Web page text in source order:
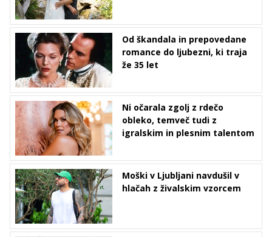
Od škandala in prepovedane
romance do ljubezni, ki traja
že 35 let
Ni očarala zgolj z rdečo
obleko, temveč tudi z
igralskim in plesnim talentom
Moški v Ljubljani navdušil v
hlačah z živalskim vzorcem